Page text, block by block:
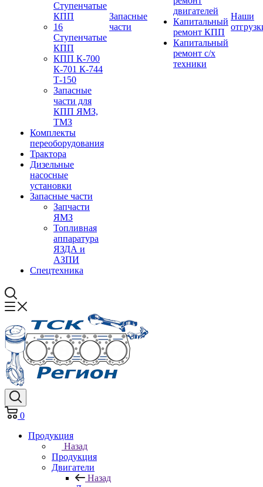
Ступенчатые
КПП
16
Ступенчатые
КПП
КПП К-700
К-701 К-744
Т-150
Запасные
части для
КПП ЯМЗ,
ТМЗ
Комплекты
переоборудования
Трактора
Дизельные
насосные
установки
Запасные части
Запчасти
ЯМЗ
Топливная
аппаратура
ЯЗДА и
АЗПИ
Спецтехника
Запасные
части
двигателей
Капитальный
ремонт КПП
Капитальный
ремонт с/х
техники
Наши
0
Продукция
Назад
Продукция
Двигатели
Назад